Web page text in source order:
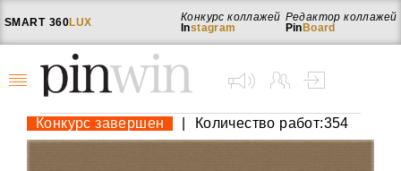
SMART 360LUX
Редактор коллажей
Pin Board
Конкурс коллажей
Instagram
Конкурс завершен Количество работ:354